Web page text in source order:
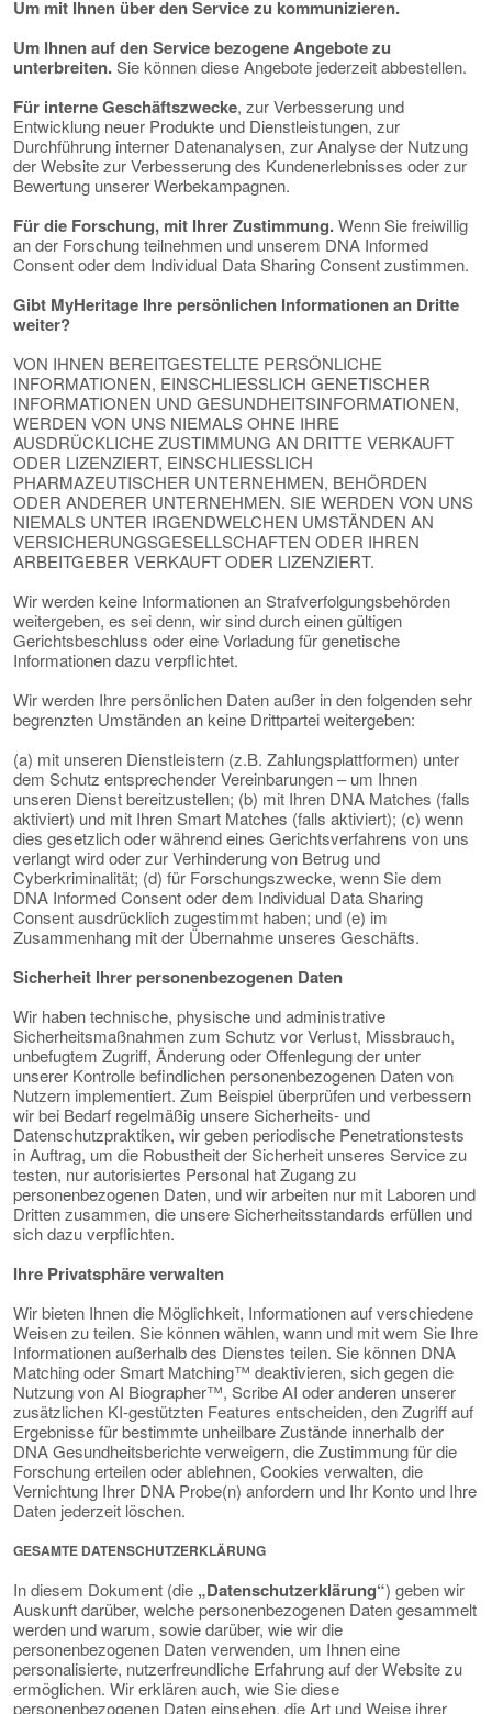
Um mit Ihnen über den Service zu kommunizieren.
Um Ihnen auf den Service bezogene Angebote zu
unterbreiten.Sie können diese Angebote jederzeit abbestellen.
Für interne Geschäftszwecke, zur Verbesserung und
Entwicklung neuer Produkte und Dienstleistungen, zur
Durchführung interner Datenanalysen, zur Analyse der Nutzung
der Website zur Verbesserung des Kundenerlebnisses oder zur
Bewertung unserer Werbekampagnen.
Für die Forschung, mit Ihrer Zustimmung.Wenn Sie freiwillig
an der Forschung teilnehmen und unserem DNA Informed
Consent oder dem Individual Data Sharing Consent zustimmen.
Gibt MyHeritage Ihre persönlichen Informationen an Dritte
weiter?
VON IHNEN BEREITGESTELLTE PERSÖNLICHE
INFORMATIONEN, EINSCHLIESSLICH GENETISCHER
INFORMATIONEN UND GESUNDHEITSINFORMATIONEN,
WERDEN VON UNS NIEMALS OHNE IHRE
AUSDRÜCKLICHE ZUSTIMMUNG AN DRITTE VERKAUFT
ODER LIZENZIERT, EINSCHLIESSLICH
PHARMAZEUTISCHER UNTERNEHMEN, BEHÖRDEN
ODER ANDERER UNTERNEHMEN. SIE WERDEN VON UNS
NIEMALS UNTER IRGENDWELCHEN UMSTÄNDEN AN
VERSICHERUNGSGESELLSCHAFTEN ODER IHREN
ARBEITGEBER VERKAUFT ODER LIZENZIERT.
Wir werden keine Informationen an Strafverfolgungsbehörden
weitergeben, es sei denn, wir sind durch einen gültigen
Gerichtsbeschluss oder eine Vorladung für genetische
Informationen dazu verpflichtet.
Wir werden Ihre persönlichen Daten außer in den folgenden sehr
begrenzten Umständen an keine Drittpartei weitergeben:
(a) mit unseren Dienstleistern (z.B. Zahlungsplattformen) unter
dem Schutz entsprechender Vereinbarungen – um Ihnen
unseren Dienst bereitzustellen; (b) mit Ihren DNA Matches (falls
aktiviert) und mit Ihren Smart Matches (falls aktiviert); (c) wenn
dies gesetzlich oder während eines Gerichtsverfahrens von uns
verlangt wird oder zur Verhinderung von Betrug und
Cyberkriminalität; (d) für Forschungszwecke, wenn Sie dem
DNA Informed Consent oder dem Individual Data Sharing
Consent ausdrücklich zugestimmt haben; und (e) im
Zusammenhang mit der Übernahme unseres Geschäfts.
Sicherheit Ihrer personenbezogenen Daten
Wir haben technische, physische und administrative
Sicherheitsmaßnahmen zum Schutz vor Verlust, Missbrauch,
unbefugtem Zugriff, Änderung oder Offenlegung der unter
unserer Kontrolle befindlichen personenbezogenen Daten von
Nutzern implementiert. Zum Beispiel überprüfen und verbessern
wir bei Bedarf regelmäßig unsere Sicherheits- und
Datenschutzpraktiken, wir geben periodische Penetrationstests
in Auftrag, um die Robustheit der Sicherheit unseres Service zu
testen, nur autorisiertes Personal hat Zugang zu
personenbezogenen Daten, und wir arbeiten nur mit Laboren und
Dritten zusammen, die unsere Sicherheitsstandards erfüllen und
sich dazu verpflichten.
Ihre Privatsphäre verwalten
Wir bieten Ihnen die Möglichkeit, Informationen auf verschiedene
Weisen zu teilen. Sie können wählen, wann und mit wem Sie Ihre
Informationen außerhalb des Dienstes teilen. Sie können DNA
Matching oder Smart Matching™ deaktivieren, sich gegen die
Nutzung von AI Biographer™, Scribe AI oder anderen unserer
zusätzlichen KI-gestützten Features entscheiden, den Zugriff auf
Ergebnisse für bestimmte unheilbare Zustände innerhalb der
DNA Gesundheitsberichte verweigern, die Zustimmung für die
Forschung erteilen oder ablehnen, Cookies verwalten, die
Vernichtung Ihrer DNA Probe(n) anfordern und Ihr Konto und Ihre
Daten jederzeit löschen.
GESAMTE DATENSCHUTZERKLÄRUNG
In diesem Dokument (die „Datenschutzerklärung“) geben wir
Auskunft darüber, welche personenbezogenen Daten gesammelt
werden und warum, sowie darüber, wie wir die
personenbezogenen Daten verwenden, um Ihnen eine
personalisierte, nutzerfreundliche Erfahrung auf der Website zu
ermöglichen. Wir erklären auch, wie Sie diese
personenbezogenen Daten einsehen, die Art und Weise ihrer